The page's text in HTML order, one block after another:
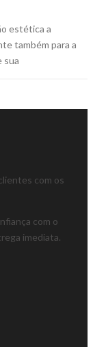
estética a
também para a
sua
com os
com o
imediata.